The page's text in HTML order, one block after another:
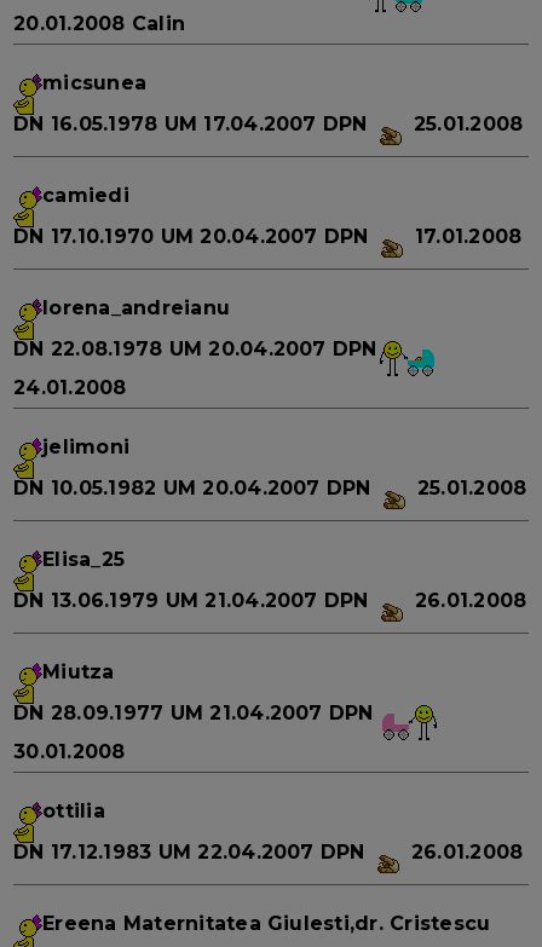
20.01.2008 Calin
micsunea
DN 16.05.1978 UM 17.04.2007 DPN 25.01.2008
camiedi
DN 17.10.1970 UM 20.04.2007 DPN 17.01.2008
lorena_andreianu
DN 22.08.1978 UM 20.04.2007 DPN
24.01.2008
jelimoni
DN 10.05.1982 UM 20.04.2007 DPN 25.01.2008
Elisa_25
DN 13.06.1979 UM 21.04.2007 DPN 26.01.2008
Miutza
DN 28.09.1977 UM 21.04.2007 DPN
30.01.2008
ottilia
DN 17.12.1983 UM 22.04.2007 DPN 26.01.2008
Ereena Maternitatea Giulesti,dr. Cristescu